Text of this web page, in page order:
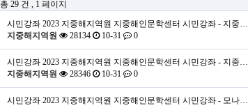
총 29 건 , 1 페이지
시민강좌 2023 지중해지역원 지중해인문학센터 시민강좌 - 지중…
지중해지역원
28134 10-31 0
시민강좌 2023 지중해지역원 지중해인문학센터 시민강좌 - 지중…
지중해지역원
28346 10-31 0
시민강좌 2023 지중해지역원 지중해인문학센터 시민강좌 - 모나…